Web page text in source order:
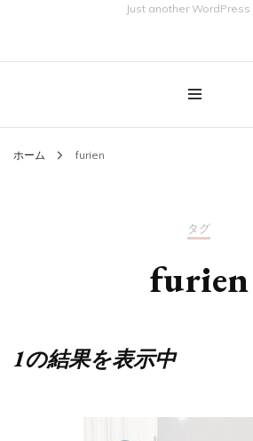
Just another WordPress
ホーム furien
タグ
furien
1の結果を表示中